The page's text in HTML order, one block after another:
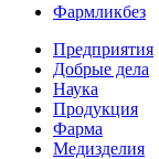
Фармликбез
Предприятия
Добрые дела
Наука
Продукция
Фарма
Медизделия